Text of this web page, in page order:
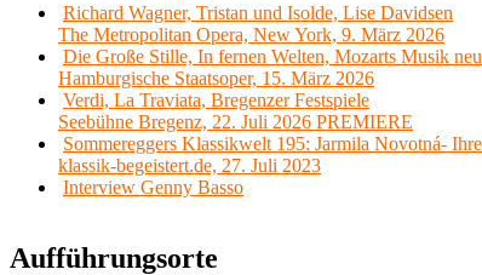
Richard Wagner, Tristan und Isolde, Lise Davidsen
The Metropolitan Opera, New York, 9. März 2026
Die Große Stille, In fernen Welten, Mozarts Musik
Hamburgische Staatsoper, 15. März 2026
Verdi, La Traviata, Bregenzer Festspiele
Seebühne Bregenz, 22. Juli 2026 PREMIERE
Sommereggers Klassikwelt 195: Jarmila Novotná-
klassik-begeistert.de, 27. Juli 2023
Interview Genny Basso
Aufführungsorte